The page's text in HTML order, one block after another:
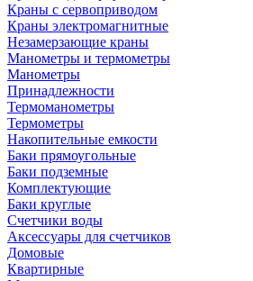
Краны с сервоприводом
Краны электромагнитные
Незамерзающие краны
Манометры и термометры
Манометры
Принадлежности
Термоманометры
Термометры
Накопительные емкости
Баки прямоугольные
Баки подземные
Комплектующие
Баки круглые
Счетчики воды
Аксессуары для счетчиков
Домовые
Квартирные